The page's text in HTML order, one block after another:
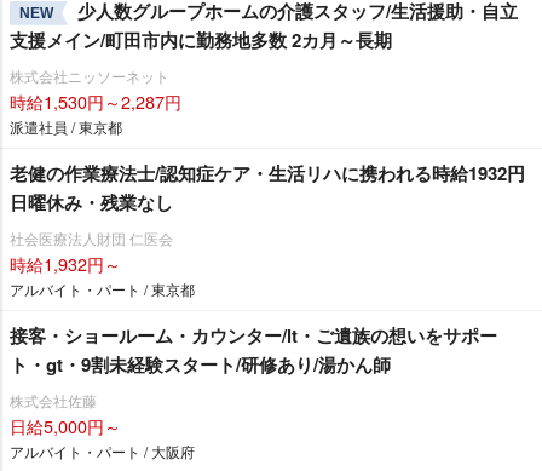
NEW
少人数グループホームの介護スタッフ/生活援助・自立
支援メイン/町田市内に勤務地多数 2カ月～長期
株式会社ニッソーネット
時給1,530円～2,287円
派遣社員 / 東京都
老健の作業療法士/認知症ケア・生活リハに携われる時給1932円
日曜休み・残業なし
社会医療法人財団 仁医会
時給1,932円～
アルバイト・パート / 東京都
接客・ショールーム・カウンター/lt・ご遺族の想いをサポー
ト・gt・9割未経験スタート/研修あり/湯かん師
株式会社佐藤
日給5,000円～
アルバイト・パート / 大阪府